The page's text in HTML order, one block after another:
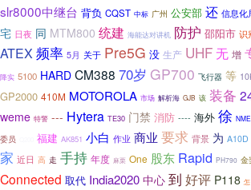
slr8000中继台 背负 CQST 中标 广州 公安部 还 信息化
宅 日夜 同 MTM800 统建 海能达对讲机 防护 邵阳市 识
ATEX频率 5月 关于 Pre5G 没 生产 UHF无 增
降实 5100 HARD CM388 70岁 GP700 飞行器 等
GP2000 410M MOTOROLA 市场 解析海 GJB 该 装备
weme 特警 --- Hytera TE30 门禁 消防 ---- 海外 徐
委员
福建 AK851 小白 作业 商业 要求 背景 为 A10D
家 近日 高 走 手持 年度 麻栗 One 股东 Rapid PH790 金
Connected 取代 India2020 中心 到 好评 P118 怎